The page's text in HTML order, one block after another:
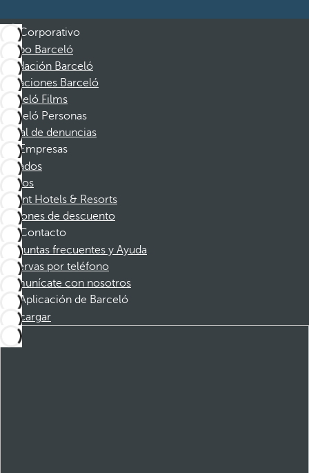
Corporativo
Grupo Barceló
Fundación Barceló
Vacaciones Barceló
Barceló Films
Barceló Personas
Canal de denuncias
Empresas
Afiliados
Socios
Dorint Hotels & Resorts
Cupones de descuento
Contacto
Preguntas frecuentes y Ayuda
Reservas por teléfono
Comunícate con nosotros
Aplicación de Barceló
Descargar